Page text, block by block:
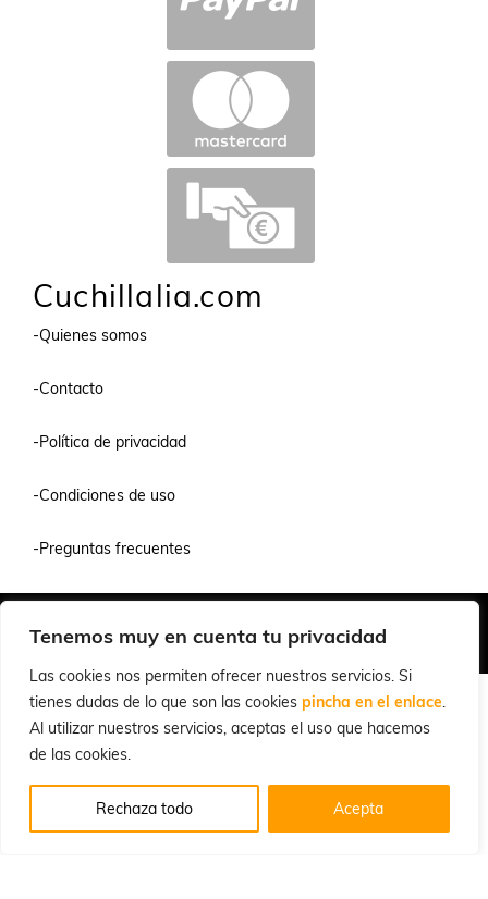
Tenemos muy en cuenta tu privacidad
Las cookies nos permiten ofrecer nuestros servicios. Si
tienes dudas de lo que son las cookies pincha en el enlace.
Al utilizar nuestros servicios, aceptas el uso que hacemos
de las cookies.
Rechaza todo Acepta
Cuchillalia.com
-Quienes somos
-Contacto
-Política de privacidad
-Condiciones de uso
-Preguntas frecuentes
© 2026 Cuchillalia.com